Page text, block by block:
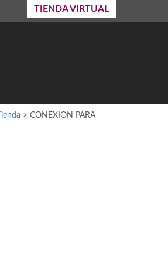
TIENDA VIRTUAL
Tienda > CONEXION PARA